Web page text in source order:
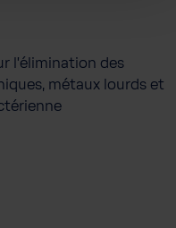
l'élimination des
métaux lourds et